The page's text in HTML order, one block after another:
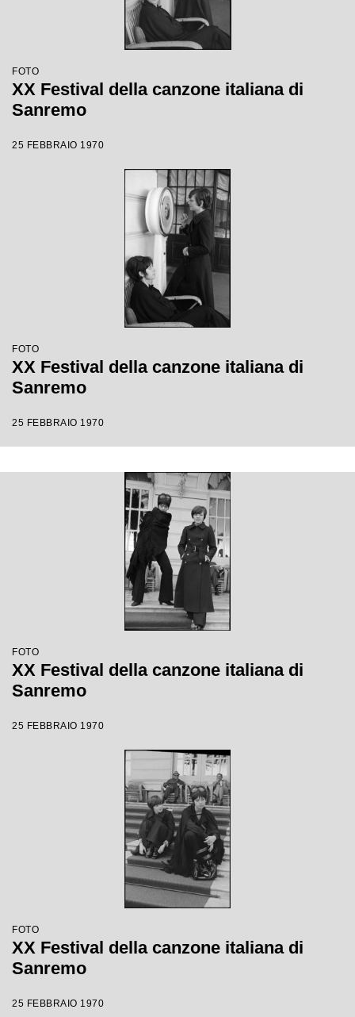
FOTO
XX Festival della canzone italiana di
Sanremo
25 FEBBRAIO 1970
FOTO
XX Festival della canzone italiana di
Sanremo
25 FEBBRAIO 1970
FOTO
XX Festival della canzone italiana di
Sanremo
25 FEBBRAIO 1970
FOTO
XX Festival della canzone italiana di
Sanremo
25 FEBBRAIO 1970